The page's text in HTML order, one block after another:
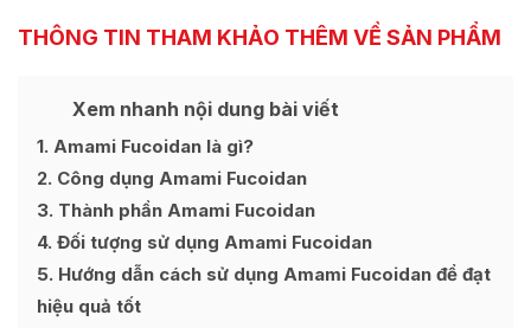
THÔNG TIN THAM KHẢO THÊM VỀ SẢN PHẨM
Xem nhanh nội dung bài viết
1 Amami Fucoidan là gì?
2 Công dụng Amami Fucoidan
3 Thành phần Amami Fucoidan
4 Đối tượng sử dụng Amami Fucoidan
5 Hướng dẫn cách sử dụng Amami Fucoidan để đạt
hiệu quả tốt